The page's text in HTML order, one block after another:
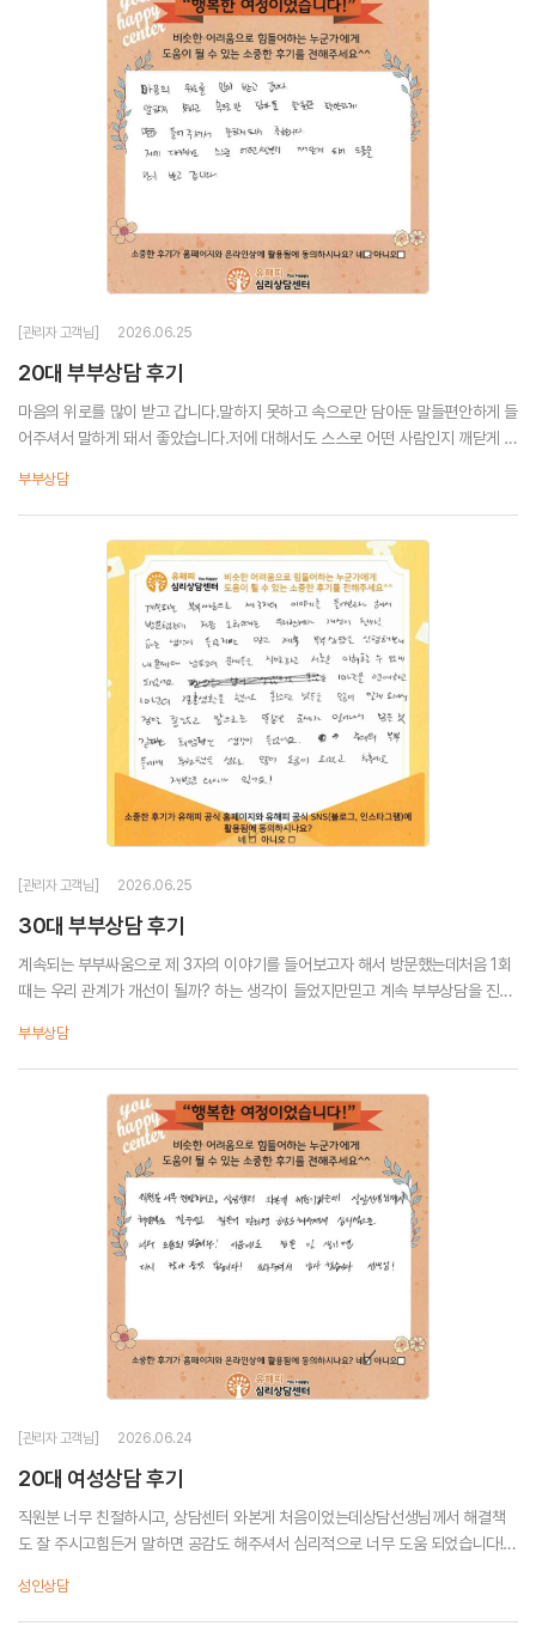
[관리자 고객님] 2026.06.25
20대 부부상담 후기
마음의 위로를 많이 받고 갑니다.말하지 못하고 속으로만 담아둔 말들편안하게 들
어주셔서 말하게 돼서 좋았습니다.저에 대해서도 스스로 어떤 사람인지 깨닫게 되
부부상담
[관리자 고객님] 2026.06.25
30대 부부상담 후기
계속되는 부부싸움으로 제 3자의 이야기를 들어보고자 해서 방문했는데처음 1회
때는 우리 관계가 개선이 될까? 하는 생각이 들었지만믿고 계속 부부상담을 진행
을 연애하고 10년의 결혼생활을 했어도 몰랐던 ...
부부상담
[관리자 고객님] 2026.06.24
20대 여성상담 후기
직원분 너무 친절하시고, 상담센터 와본게 처음이었는데상담선생님께서 해결책
도 잘 주시고힘든거 말하면 공감도 해주셔서 심리적으로 너무 도움 되었습니다!다
님!
성인상담